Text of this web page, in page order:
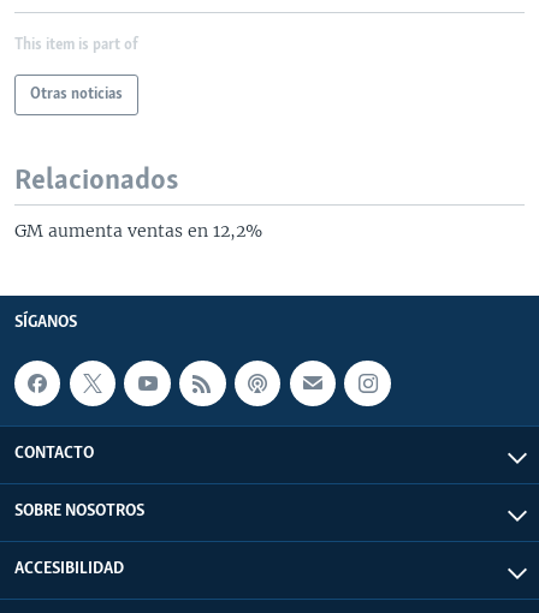
ENTRETENIMIENTO
This item is part of
Otras noticias
Relacionados
GM aumenta ventas en 12,2%
SÍGANOS
CONTACTO
SOBRE NOSOTROS
ACCESIBILIDAD